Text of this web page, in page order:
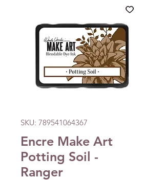
SKU: 789541064367
Encre Make Art
Potting Soil -
Ranger